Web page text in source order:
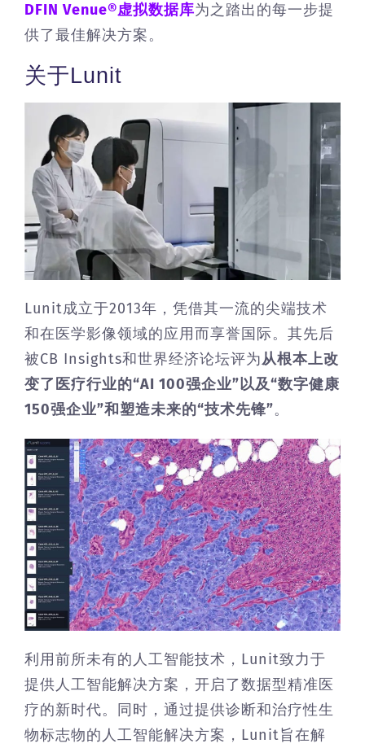
DFIN Venue®虚拟数据库为之踏出的每一步提
供了最佳解决方案。
关于Lunit
Lunit成立于2013年，凭借其一流的尖端技术
和在医学影像领域的应用而享誉国际。其先后
被CB Insights和世界经济论坛评为从根本上改
变了医疗行业的“AI 100强企业”以及“数字健康
150强企业”和塑造未来的“技术先锋”。
利用前所未有的人工智能技术，Lunit致力于
提供人工智能解决方案，开启了数据型精准医
疗的新时代。同时，通过提供诊断和治疗性生
物标志物的人工智能解决方案，Lunit旨在解